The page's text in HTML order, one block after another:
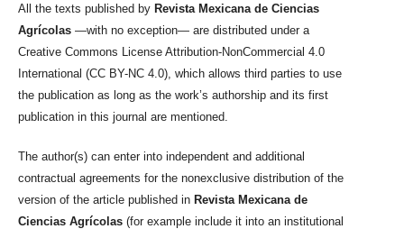
All the texts published by Revista Mexicana de Ciencias
Agrícolas —with no exception— are distributed under a
Creative Commons License Attribution-NonCommercial 4.0
International (CC BY-NC 4.0), which allows third parties to use
the publication as long as the work’s authorship and its first
publication in this journal are mentioned.
The author(s) can enter into independent and additional
contractual agreements for the nonexclusive distribution of the
version of the article published in Revista Mexicana de
Ciencias Agrícolas (for example include it into an institutional